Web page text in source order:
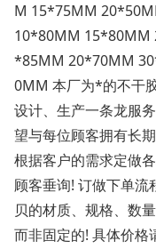
M 15*75MM
10*80MM
*85MM 20*70MM
0MM 本厂为*的不干
设计、生产一条龙服
望与每位顾客拥有长
根据客户的需求定做
顾客垂询! 订做下单流
贝的材质、规格、数
而非固定的! 具体价格